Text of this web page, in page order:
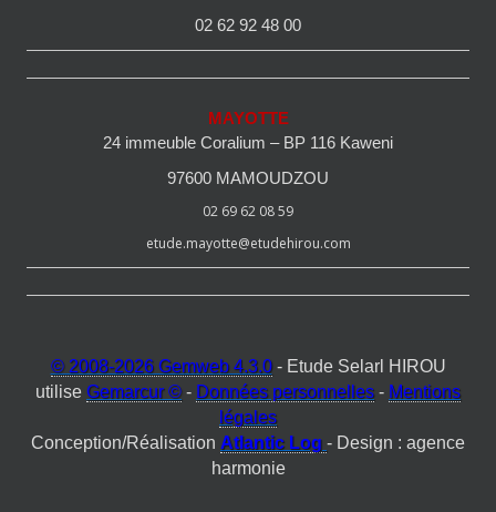
02 62 92 48 00
MAYOTTE
24 immeuble Coralium – BP 116 Kaweni
97600 MAMOUDZOU
02 69 62 08 59
etude.mayotte@etudehirou.com
© 2008-2026 Gemweb 4.3.0- Etude Selarl HIROU
utilise Gemarcur © - Données personnelles - Mentions
légales
Conception/Réalisation Atlantic Log - Design : agence
harmonie